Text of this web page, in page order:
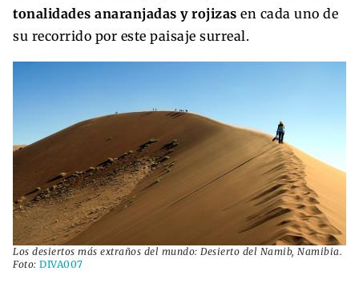
tonalidades anaranjadas y rojizas en cada uno de
su recorrido por este paisaje surreal.
Los desiertos más extraños del mundo: Desierto del Namib, Namibia.
Foto: DIVA007